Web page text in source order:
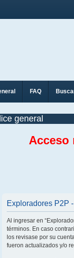
FAQ
general
Acceso
Exploradores P2P
Al ingresar en
términos. En caso
los revisase por su
fueron actualizados y/o